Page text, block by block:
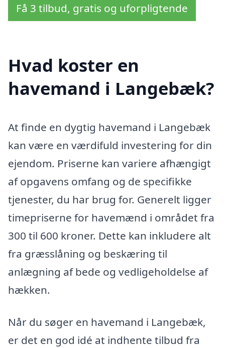
Få 3 tilbud, gratis og uforpligtende
Hvad koster en
havemand i Langebæk?
At finde en dygtig havemand i Langebæk
kan være en værdifuld investering for din
ejendom. Priserne kan variere afhængigt
af opgavens omfang og de specifikke
tjenester, du har brug for. Generelt ligger
timepriserne for havemænd i området fra
300 til 600 kroner. Dette kan inkludere alt
fra græsslåning og beskæring til
anlægning af bede og vedligeholdelse af
hækken.
Når du søger en havemand i Langebæk,
er det en god idé at indhente tilbud fra